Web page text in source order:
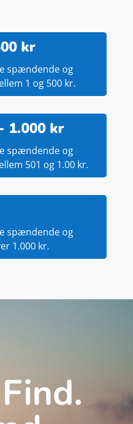
kr
spændende og
1 og 500 kr.
1.000 kr
spændende og
501 og 1.00 kr.
spændende og
1.000 kr.